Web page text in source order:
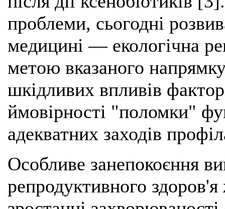
проблеми, сьогодні
медицині — екологічна
метою вказаного
шкідливих впливів
ймовірності "поломки"
адекватних заходів
Особливе занепокоєння
репродуктивного